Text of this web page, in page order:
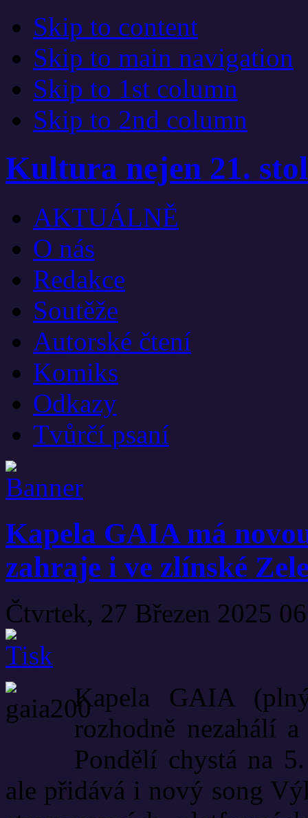
Skip to content
Skip to main navigation
Skip to 1st column
Skip to 2nd column
Kultura nejen 21.
AKTUÁLNĚ
O nás
Redakce
Soutěže
Autorské čtení
Komiks
Odkazy
Tvůrčí psaní
Kapela GAIA má
zahraje i ve zlínské
Čtvrtek, 27 Březen 2025
Kapela GAIA
rozhodně nezahálí
Pondělí chystá na
ale přidává i nový song